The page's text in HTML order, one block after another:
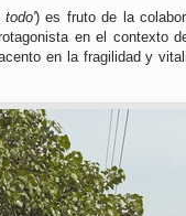
todo') es fruto de la
en el contexto
en la fragilidad y